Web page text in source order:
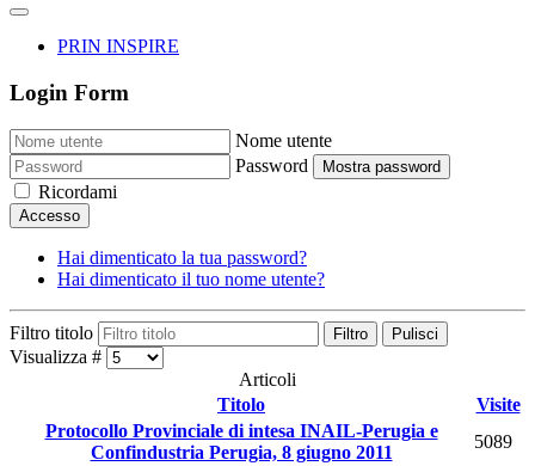
PRIN INSPIRE
Login Form
Nome utente
Password
Mostra password
Ricordami
Accesso
Hai dimenticato la tua password?
Hai dimenticato il tuo nome utente?
Filtro titolo Filtro Pulisci
Visualizza #
Articoli
Titolo
Visite
Protocollo Provinciale di intesa INAIL-Perugia e
Confindustria Perugia, 8 giugno 2011
5089